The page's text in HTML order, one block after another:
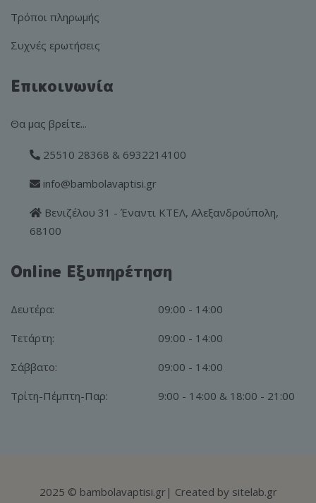
Τρόποι πληρωμής
Συχνές ερωτήσεις
Επικοινωνία
Θα μας βρείτε...
25510 28368 & 6932214100
info@bambolavaptisi.gr
Βενιζέλου 31 - Έναντι ΚΤΕΛ, Αλεξανδρούπολη,
68100
Online Εξυπηρέτηση
Δευτέρα: 09:00 - 14:00
Τετάρτη: 09:00 - 14:00
Σάββατο: 09:00 - 14:00
Τρίτη-Πέμπτη-Παρ: 9:00 - 14:00 & 18:00 - 21:00
2025 © bambolavaptisi.gr| Created by sitelab.gr